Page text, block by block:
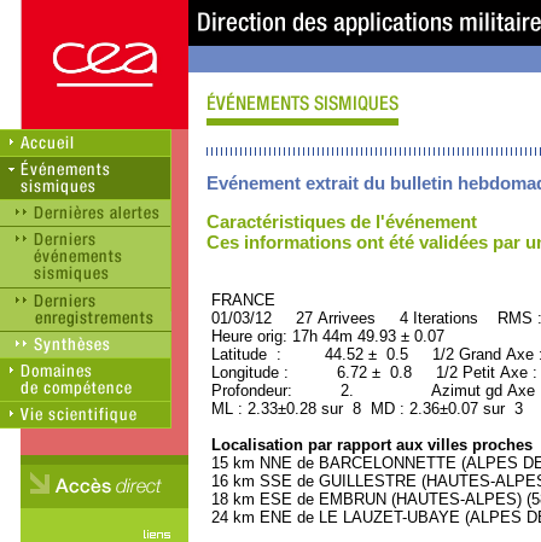
Evénement extrait du bulletin
Caractéristiques de l'événement
Ces informations ont été validées par
FRANCE ORID :
01/03/12 27 Arrivees 4 Iterations RMS
Heure orig: 17h 44m 49.93 ± 0.07
Latitude : 44.52 ± 0.5 1/2 Grand
Longitude : 6.72 ± 0.8 1/2 Petit Axe
Profondeur: 2. Azimut gd Axe :
ML : 2.33±0.28 sur 8 MD : 2.36±0.07 sur 3
Localisation par rapport aux villes proches
15 km NNE de BARCELONNETTE (ALPES
16 km SSE de GUILLESTRE (HAUTES-
18 km ESE de EMBRUN (HAUTES-ALPES)
24 km ENE de LE LAUZET-UBAYE (ALPES